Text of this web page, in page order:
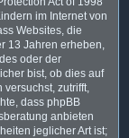
im Internet von
Websites, die
13 Jahren erheben,
oder der
bist, ob dies auf
zutrifft,
dass phpBB
anbieten
jeglicher Art ist;